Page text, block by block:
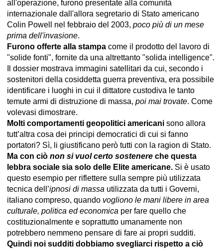
all'operazione, furono presentate alla comunità
internazionale dall'allora segretario di Stato americano
Colin Powell nel febbraio del 2003, poco più di un mese
prima dell'invasione.
Furono offerte alla stampa come il prodotto del lavoro di
"solide fonti", fornite da una altrettanto "solida intelligence".
Il dossier mostrava immagini satellitari da cui, secondo i
sostenitori della cosiddetta guerra preventiva, era possibile
identificare i luoghi in cui il dittatore custodiva le tanto
temute armi di distruzione di massa, poi mai trovate. Come
volevasi dimostrare.
Molti comportamenti geopolitici americani sono allora
tutt’altra cosa dei principi democratici di cui si fanno
portatori? Sì, li giustificano però tutti con la ragion di Stato.
Ma con ciò non si vuol certo sostenere che questa
lebbra sociale sia solo delle Elite americane. Si è usato
questo esempio per riflettere sulla sempre più utilizzata
tecnica dell’ipnosi di massa utilizzata da tutti i Governi,
italiano compreso, quando vogliono le mani libere in area
culturale, politica ed economica per fare quello che
costituzionalmente e soprattutto umanamente non
potrebbero nemmeno pensare di fare ai propri sudditi.
Quindi noi sudditi dobbiamo svegliarci rispetto a ciò